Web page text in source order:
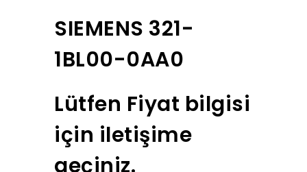
SIEMENS 321-
1BL00-0AA0
Lütfen Fiyat bilgisi
için iletişime
geçiniz.